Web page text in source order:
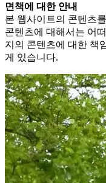
면책에 대한 안내
본 웹사이트의 콘텐츠
콘텐츠에 대해서는 어
지의 콘텐츠에 대한 책
게 있습니다.